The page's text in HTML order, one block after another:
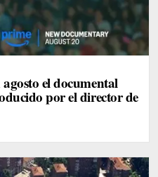
el documental
por el director de